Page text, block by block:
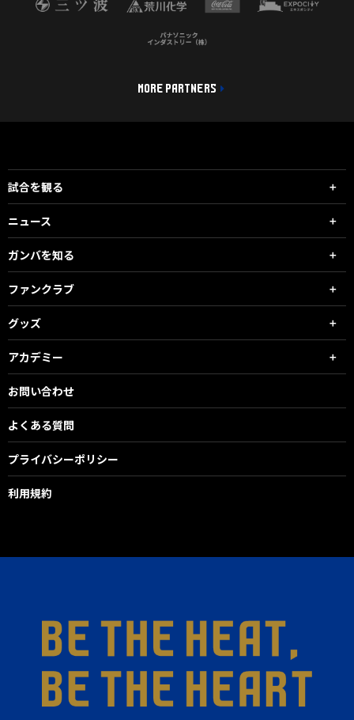
MORE PARTNERS
試合を観る
ニュース
ガンバを知る
ファンクラブ
グッズ
アカデミー
お問い合わせ
よくある質問
プライバシーポリシー
利用規約